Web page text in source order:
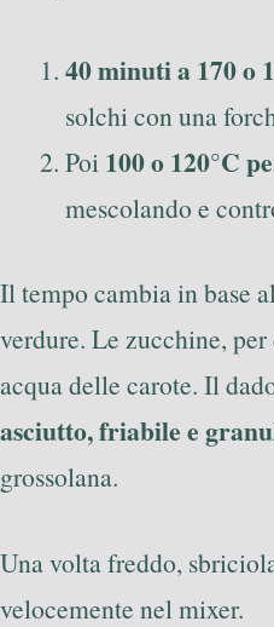
40 minuti a 170 o
solchi con una
Poi 100 o 120°C
mescolando e
Il tempo cambia in base
verdure. Le zucchine,
acqua delle carote. Il
asciutto, friabile e
grossolana.
Una volta freddo,
velocemente nel mixer.